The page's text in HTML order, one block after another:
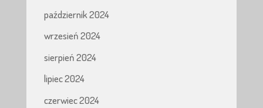
październik 2024
wrzesień 2024
sierpień 2024
lipiec 2024
czerwiec 2024